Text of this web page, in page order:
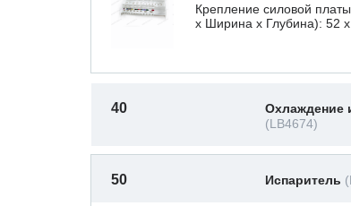
Крепление силовой
х Ширина х Глубина): 52 x
40
Охлаждение
(LB4674)
50 Испаритель